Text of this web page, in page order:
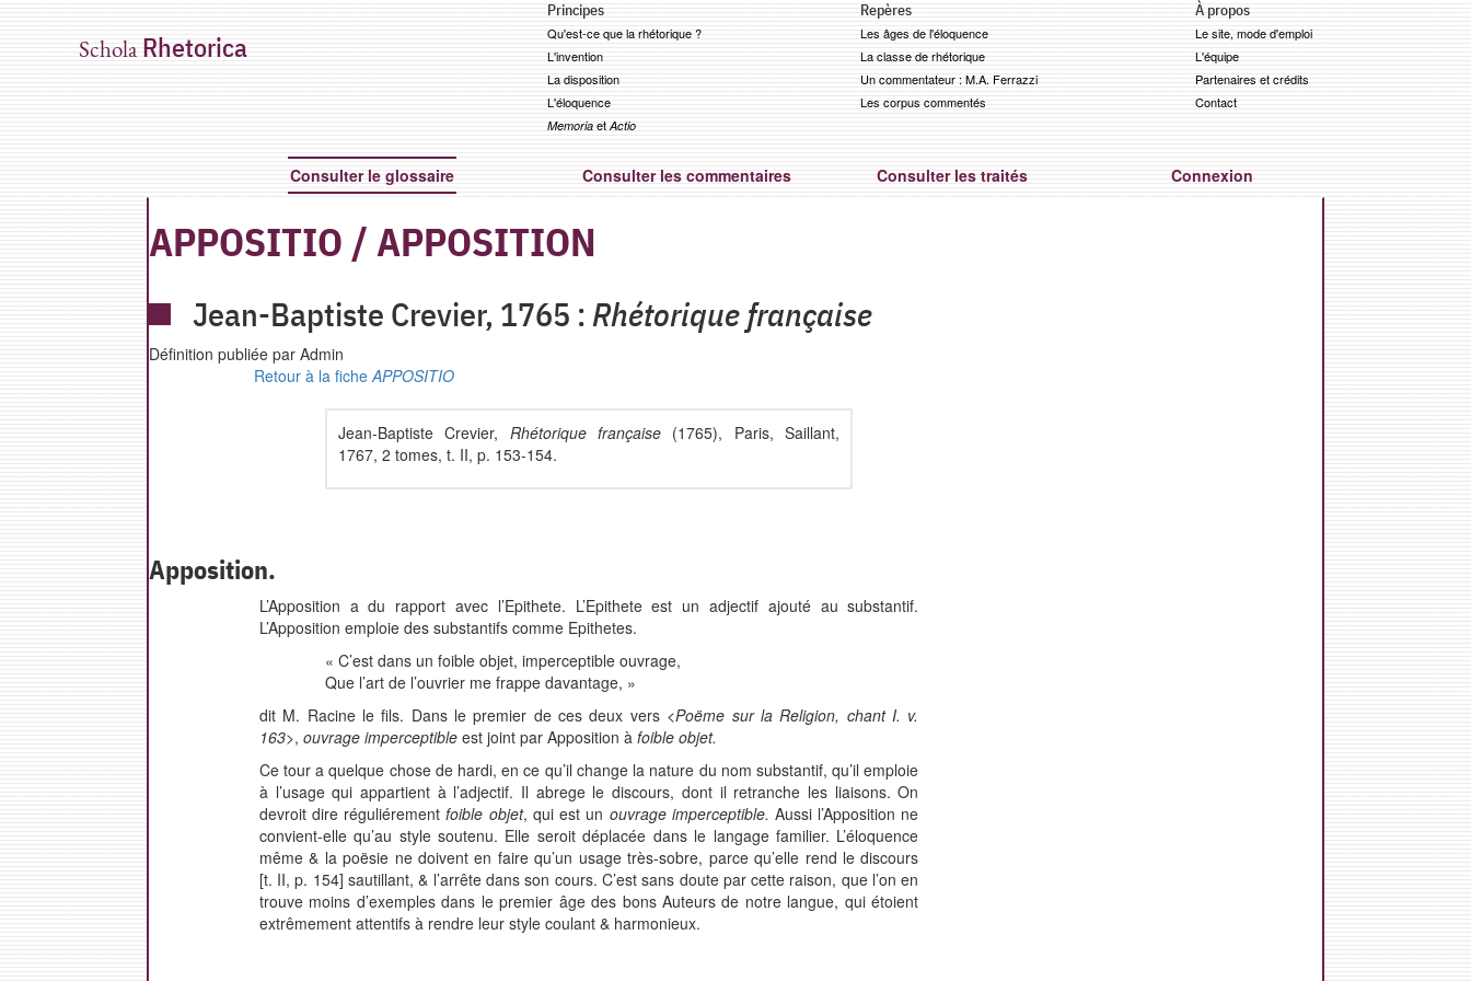
Schola Rhetorica
Principes
Qu'est-ce que la rhétorique ?
L'invention
La disposition
L'éloquence
Memoria et Actio
Repères
Les âges de l'éloquence
La classe de rhétorique
Un commentateur : M.A. Ferrazzi
Les corpus commentés
À propos
Le site, mode d'emploi
L'équipe
Partenaires et crédits
Contact
Consulter le glossaire Consulter les commentaires Consulter les traités Connexion
APPOSITIO / APPOSITION
Jean-Baptiste Crevier, 1765 :Rhétorique française
Définition publiée par Admin
Retour à la ficheAPPOSITIO
Jean-Baptiste Crevier, Rhétorique française (1765), Paris, Saillant,
1767, 2 tomes, t. II, p. 153-154.
Apposition.
L’Apposition a du rapport avec l’Epithete. L’Epithete est un adjectif ajouté au substantif.
L’Apposition emploie des substantifs comme Epithetes.
« C’est dans un foibleobjet, imperceptible ouvrage,
Que l’art de l’ouvrier me frappe davantage, »
dit M. Racine le fils. Dans le premier de ces deux vers <Poëme sur la Religion, chant I. v.
163>, ouvrage imperceptible est joint par Apposition à foibleobjet.
Ce tour a quelque chose de hardi, en ce qu’il change la nature du nom substantif, qu’il emploie
à l’usage qui appartient àl’adjectif. Il abrege le discours, dont il retranche les liaisons. On
devroit dire réguliérementfoible objet, qui est un ouvrage imperceptible. Aussi l’Apposition ne
convient-elle qu’au style soutenu. Elle seroit déplacée dans le langage familier. L’éloquence
même & la poësie nedoivent en faire qu’un usage très-sobre, parce qu’elle rend le discours
[t. II, p. 154] sautillant,& l’arrête dans son cours. C’est sans doute par cette raison, que l’on en
trouve moins d’exemples dans le premier âge des bons Auteurs de notre langue, qui étoient
extrêmement attentifs à rendre leur style coulant & harmonieux.